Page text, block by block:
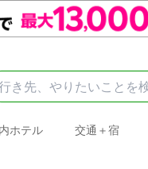
ホテル 交通＋宿